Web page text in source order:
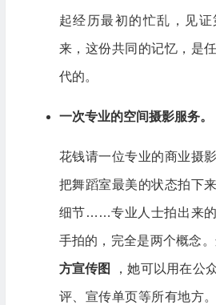
起经历最初的忙乱，见证
来，这份共同的记忆，是
代的。
一次专业的空间摄影服务。
花钱请一位专业的商业摄
把舞蹈室最美的状态拍下
细节……专业人士拍出来
手拍的，完全是两个概念
方宣传图 ，她可以用在公
评、宣传单页等所有地方